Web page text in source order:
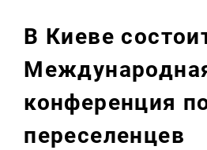
В Киеве
конференция
переселенцев